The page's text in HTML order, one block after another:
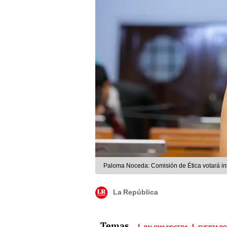
Paloma Noceda: Comisión de Ética votará
La República